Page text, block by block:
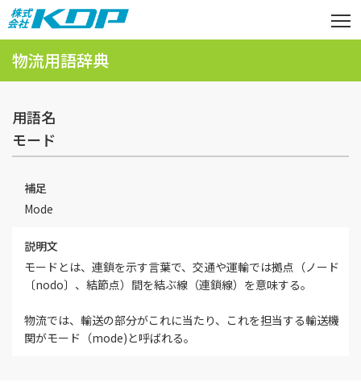
物流用語辞典
用語名
モード
補足
Mode
説明文
モードとは、連鎖を示す言葉で、交通や運輸では拠点（ノード
〔nodo〕、結節点）間を結ぶ線（連鎖線）を意味する。
物流では、輸送の部分がこれに当たり、これを担当する輸送機
関がモード（mode)と呼ばれる。